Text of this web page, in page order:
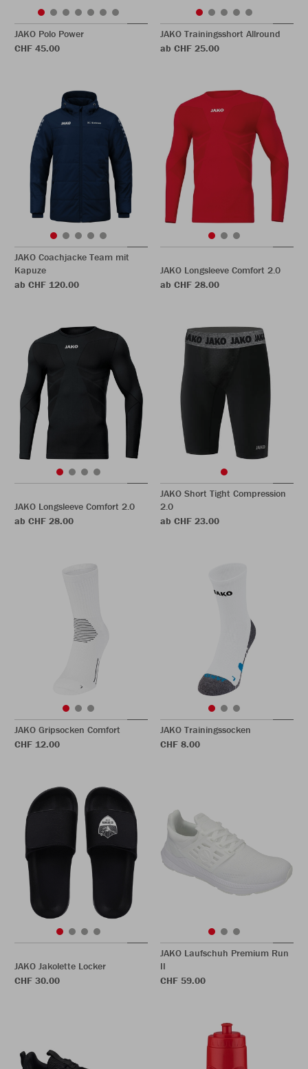
JAKO Polo Power
CHF 45.00
JAKO Trainingsshort Allround
ab CHF 25.00
JAKO Coachjacke Team mit
Kapuze
ab CHF 120.00
JAKO Longsleeve Comfort 2.0
ab CHF 28.00
JAKO Longsleeve Comfort 2.0
ab CHF 28.00
JAKO Short Tight Compression
2.0
ab CHF 23.00
JAKO Gripsocken Comfort
CHF 12.00
JAKO Trainingssocken
CHF 8.00
JAKO Jakolette Locker
CHF 30.00
JAKO Laufschuh Premium Run
II
CHF 59.00